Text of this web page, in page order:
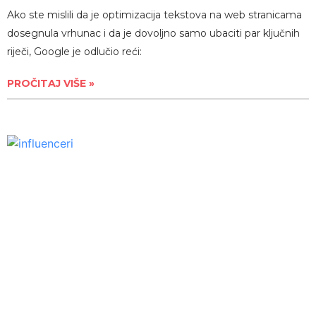
Ako ste mislili da je optimizacija tekstova na web stranicama
dosegnula vrhunac i da je dovoljno samo ubaciti par ključnih
riječi, Google je odlučio reći:
PROČITAJ VIŠE »